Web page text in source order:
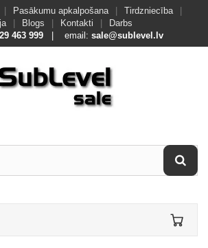
Pasākumu apkalpošana Tirdzniecība
Blogs Kontakti
Darbs
29 463 999 | email: sale@sublevel.lv